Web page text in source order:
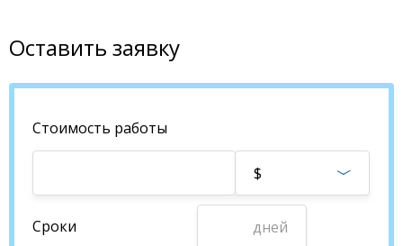
Оставить заявку
Стоимость работы
$
Сроки дней